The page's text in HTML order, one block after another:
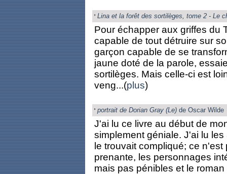
Lina et la forêt des sortilèges, tome 2 - Le
Pour échapper aux griffes du
capable de tout détruire sur
garçon capable de se
jaune doté de la parole,
sortilèges. Mais celle-ci est
veng...(plus)
portrait de Dorian Gray (Le)de Oscar Wilde
J'ai lu ce livre au début de
simplement géniale. J'ai lu
le trouvait compliqué; ce
prenante, les personnages
mais pas pénibles et le